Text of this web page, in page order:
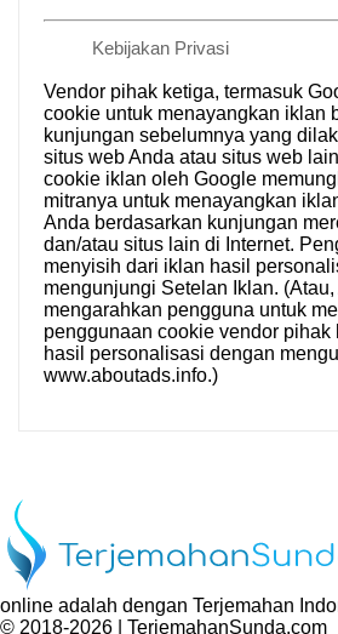
Kebijakan Privasi
Vendor pihak ketiga, termasuk
cookie untuk menayangkan iklan
kunjungan sebelumnya yang
situs web Anda atau situs web
cookie iklan oleh Google
mitranya untuk menayangkan
Anda berdasarkan kunjungan
dan/atau situs lain di Internet.
menyisih dari iklan hasil
mengunjungi Setelan Iklan.
mengarahkan pengguna untuk
penggunaan cookie vendor pihak
hasil personalisasi dengan
www.aboutads.info.)
online adalah dengan Terjemahan
© 2018-2026 | TerjemahanSunda.com